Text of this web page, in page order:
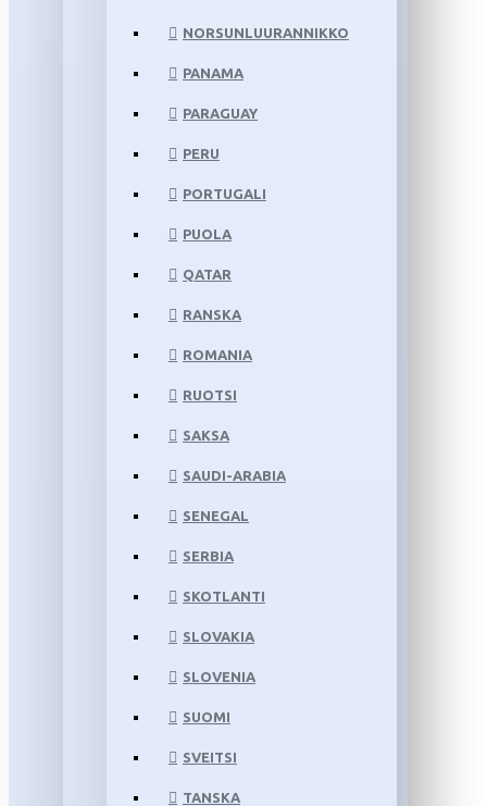
NORSUNLUURANNIKKO
PANAMA
PARAGUAY
PERU
PORTUGALI
PUOLA
QATAR
RANSKA
ROMANIA
RUOTSI
SAKSA
SAUDI-ARABIA
SENEGAL
SERBIA
SKOTLANTI
SLOVAKIA
SLOVENIA
SUOMI
SVEITSI
TANSKA